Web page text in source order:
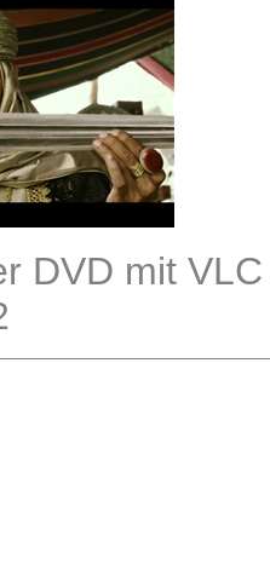
DVD mit